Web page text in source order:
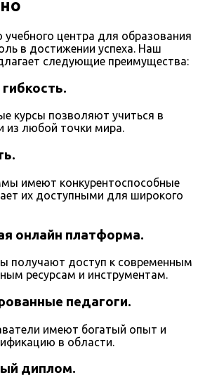
центра для образования
в достижении успеха. Наш
следующие преимущества:
курсы позволяют учиться в
из любой точки мира.
имеют конкурентоспособные
их доступными для широкого
онлайн платформа.
получают доступ к современным
ресурсам и инструментам.
педагоги.
имеют богатый опыт и
в области.
диплом.